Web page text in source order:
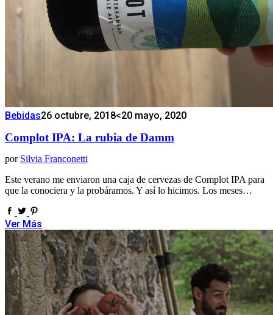
Bebidas26 octubre, 2018<20 mayo, 2020
Complot IPA: La rubia de Damm
por Silvia Franconetti
Este verano me enviaron una caja de cervezas de Complot IPA para
que la conociera y la probáramos. Y así lo hicimos. Los meses…
Ver Más